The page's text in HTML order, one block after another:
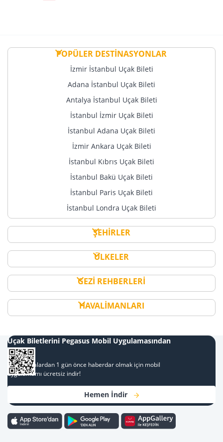
POPÜLER DESTİNASYONLAR
İzmir İstanbul Uçak Bileti
Adana İstanbul Uçak Bileti
Antalya İstanbul Uçak Bileti
İstanbul İzmir Uçak Bileti
İstanbul Adana Uçak Bileti
İzmir Ankara Uçak Bileti
İstanbul Kıbrıs Uçak Bileti
İstanbul Bakü Uçak Bileti
İstanbul Paris Uçak Bileti
İstanbul Londra Uçak Bileti
ŞEHİRLER
ÜLKELER
GEZİ REHBERLERİ
HAVALİMANLARI
Uçak Biletlerini Pegasus Mobil Uygulamasından
Al
Kampanyalardan 1 gün önce haberdar olmak için mobil
uygulamamı ücretsiz indir!
Hemen İndir